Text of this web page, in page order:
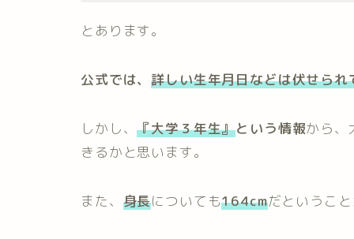
とあります。
公式では、詳しい生年月日などは伏せられ
しかし、『大学３年生』という情報から、
きるかと思います。
また、 身長についても164cmだというこ